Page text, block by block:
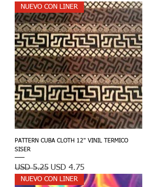
NUEVO CON LINER
PATTERN CUBA CLOTH 12" VINIL TERMICO
SISER
Precio
USD 5.25 Precio de oferta
USD 4.75
NUEVO CON LINER